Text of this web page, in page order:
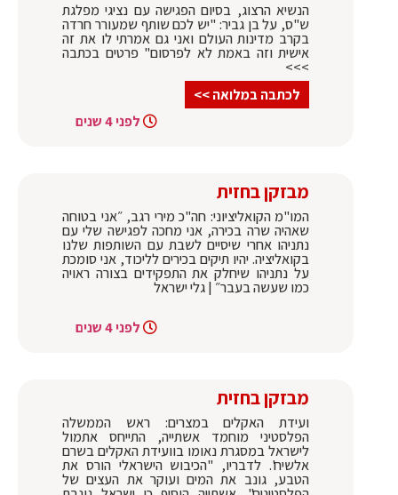
הנשיא הרצוג, בסיום הפגישה עם נציגי מפלגת
ש"ס, על בן גביר: "יש לכם שותף שמעורר חרדה
בקרב מדינות העולם ואני גם אמרתי לו את זה
אישית וזה באמת לא לפרסום" פרטים בכתבה
>>>
לכתבה במלואה >>
לפני 4 שנים
מבזקן בחזית
המו"מ הקואליציוני: חה"כ מירי רגב, ״אני בטוחה
שאהיה שרה בכירה, אני מחכה לפגישה שלי עם
נתניהו אחרי שיסיים לשבת עם השותפות שלנו
בקואליציה. יהיו תיקים בכירים לליכוד, אני סומכת
על נתניהו שיחלק את התפקידים בצורה ראויה
כמו שעשה בעבר״ | גלי ישראל
לפני 4 שנים
מבזקן בחזית
ועידת האקלים במצרים: ראש הממשלה
הפלסטיני מוחמד אשתייה, התייחס אתמול
לישראל במסגרת נאומו בוועידת האקלים בשרם
אלשיח'. לדבריו, "הכיבוש הישראלי הורס את
הטבע, גונב את המים ועוקר את העצים של